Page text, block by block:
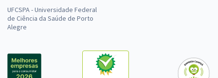
UFCSPA - Universidade Federal
de Ciência da Saúde de Porto
Alegre